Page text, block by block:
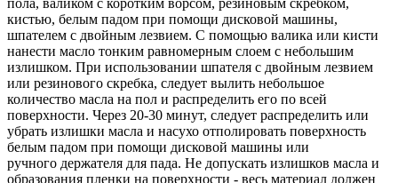
кистью, белым падом при помощи дисковой машины,
шпателем с двойным лезвием. С помощью валика или кисти
нанести масло тонким равномерным слоем с небольшим
излишком. При использовании шпателя с двойным лезвием
или резинового скребка, следует вылить небольшое
количество масла на пол и распределить его по всей
поверхности. Через 20-30 минут, следует распределить или
убрать излишки масла и насухо отполировать поверхность
белым падом при помощи дисковой машины или
ручного держателя для пада. Не допускать излишков масла и
образования пленки на поверхности - весь материал должен